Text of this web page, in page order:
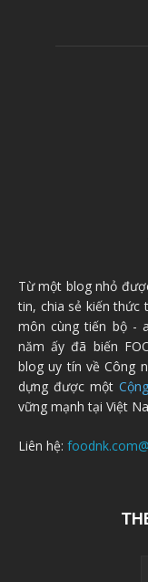
Từ một blog nhỏ
tin, chia sẻ kiến thức
môn cùng tiến bộ -
năm ấy đã biến
blog uy tín về Công
dựng được một
vững mạnh tại Việt
Liên hệ: